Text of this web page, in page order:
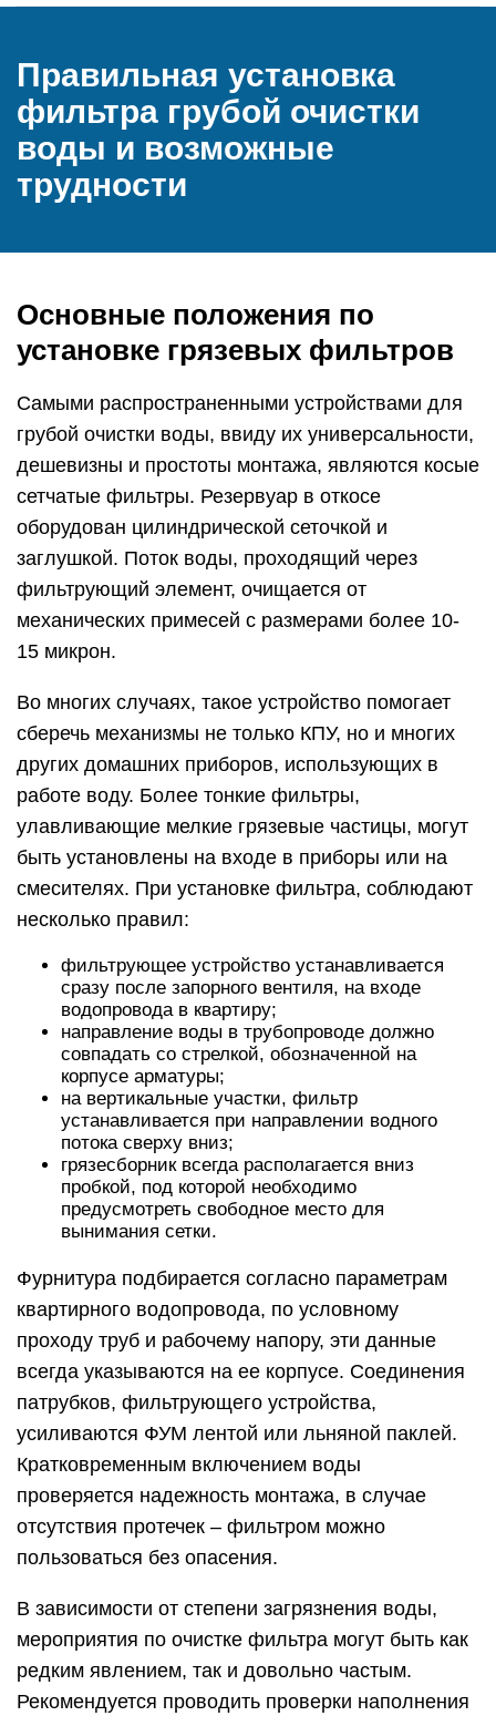
Правильная установка
фильтра грубой очистки
воды и возможные
трудности
Основные положения по
установке грязевых фильтров
Самыми распространенными устройствами для
грубой очистки воды, ввиду их универсальности,
дешевизны и простоты монтажа, являются косые
сетчатые фильтры. Резервуар в откосе
оборудован цилиндрической сеточкой и
заглушкой. Поток воды, проходящий через
фильтрующий элемент, очищается от
механических примесей с размерами более 10-
15 микрон.
Во многих случаях, такое устройство помогает
сберечь механизмы не только КПУ, но и многих
других домашних приборов, использующих в
работе воду. Более тонкие фильтры,
улавливающие мелкие грязевые частицы, могут
быть установлены на входе в приборы или на
смесителях. При установке фильтра, соблюдают
несколько правил:
фильтрующее устройство устанавливается
сразу после запорного вентиля, на входе
водопровода в квартиру;
направление воды в трубопроводе должно
совпадать со стрелкой, обозначенной на
корпусе арматуры;
на вертикальные участки, фильтр
устанавливается при направлении водного
потока сверху вниз;
грязесборник всегда располагается вниз
пробкой, под которой необходимо
предусмотреть свободное место для
вынимания сетки.
Фурнитура подбирается согласно параметрам
квартирного водопровода, по условному
проходу труб и рабочему напору, эти данные
всегда указываются на ее корпусе. Соединения
патрубков, фильтрующего устройства,
усиливаются ФУМ лентой или льняной паклей.
Кратковременным включением воды
проверяется надежность монтажа, в случае
отсутствия протечек – фильтром можно
пользоваться без опасения.
В зависимости от степени загрязнения воды,
мероприятия по очистке фильтра могут быть как
редким явлением, так и довольно частым.
Рекомендуется проводить проверки наполнения